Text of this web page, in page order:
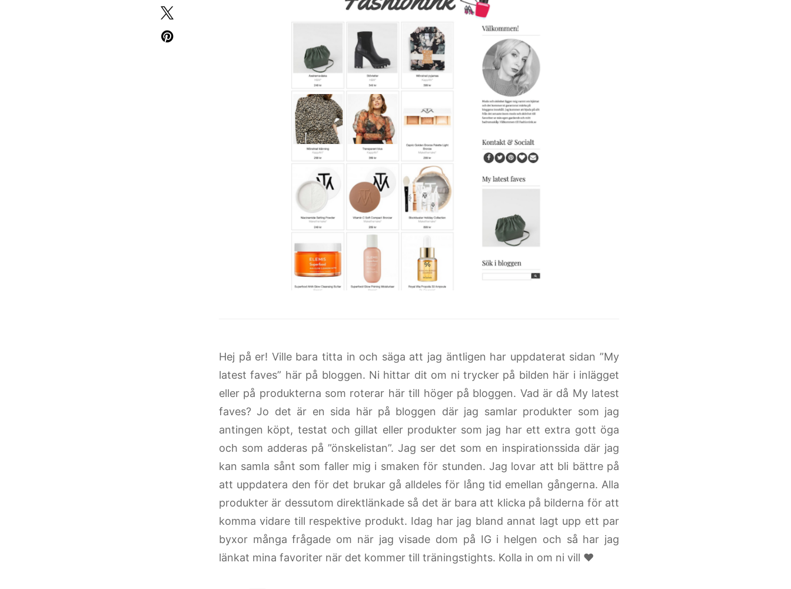
Hej på er! Ville bara titta in och säga att jag äntligen har uppdaterat sidan ”My
latest faves” här på bloggen. Ni hittar dit om ni trycker på bilden här i inlägget
eller på produkterna som roterar här till höger på bloggen. Vad är då My latest
faves? Jo det är en sida här på bloggen där jag samlar produkter som jag
antingen köpt, testat och gillat eller produkter som jag har ett extra gott öga
och som adderas på ”önskelistan”. Jag ser det som en inspirationssida där jag
kan samla sånt som faller mig i smaken för stunden. Jag lovar att bli bättre på
att uppdatera den för det brukar gå alldeles för lång tid emellan gångerna. Alla
produkter är dessutom direktlänkade så det är bara att klicka på bilderna för att
komma vidare till respektive produkt. Idag har jag bland annat lagt upp ett par
byxor många frågade om när jag visade dom på IG i helgen och så har jag
länkat mina favoriter när det kommer till träningstights. Kolla in om ni vill ♥